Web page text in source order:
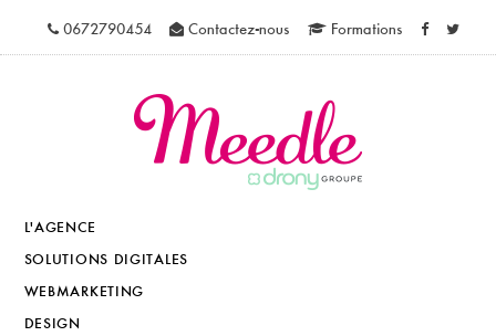
0672790454 Contactez-nous Formations
L'AGENCE
SOLUTIONS DIGITALES
WEBMARKETING
DESIGN